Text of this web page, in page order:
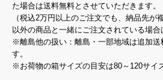
た場合は送料無料とさせていただきます。
（税込2万円以上のご注文でも、納品先が
以外の商品と一緒にご注文されている場合
※離島他の扱い：離島・一部地域は追加送
す。
※お荷物の箱サイズの目安は80～120サイ